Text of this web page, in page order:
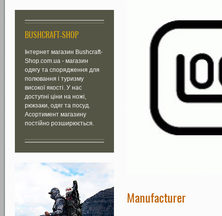
BUSHCRAFT-SHOP
Інтернет магазин Bushcraft-
Shop.com.ua - магазин
одягу та спорядження для
полювання і туризму
високої якості. У нас
доступні ціни на ножі,
рюкзаки, одяг та посуд.
Асортимент магазину
постійно розширюється.
Manufacturer